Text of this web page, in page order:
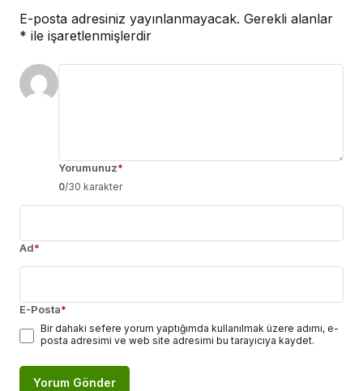
E-posta adresiniz yayınlanmayacak. Gerekli alanlar
* ile işaretlenmişlerdir
Yorumunuz*
0/30 karakter
Ad*
E-Posta*
Bir dahaki sefere yorum yaptığımda kullanılmak üzere adımı, e-
posta adresimi ve web site adresimi bu tarayıcıya kaydet.
Yorum Gönder